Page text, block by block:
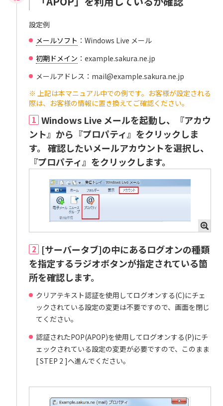
設定例
メールソフト ：Windows Live メール
初期ドメイン ：example.sakura.ne.jp
メールアドレス：mail@example.sakura.ne.jp
※ 上記は本マニュアル中での例です。お客様が設定される
際は、お客様の情報に置き換えてご確認ください。
1 Windows Live メールを起動し、『アカウ
ント』から『プロパティ』をクリックしま
す。 確認したいメールアカウントを選択し、
『プロパティ』をクリックします。
2
[サーバータブ]の中にあるログオンの種類
を指定するラジオボタンが指定されている箇
所を確認します。
クリアテキスト認証を使用してログオンする(C)にチェ
ックされている設定の変更は不要ですので、画面を閉じ
てください。
認証されたPOP(APOP)を使用してログオンする(P)にチ
ェックされている設定の変更が必要ですので、このまま
[ STEP 2 ]へ進んでください。